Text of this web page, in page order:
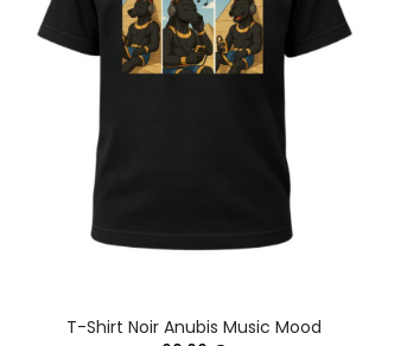
T-Shirt Noir Anubis Music Mood